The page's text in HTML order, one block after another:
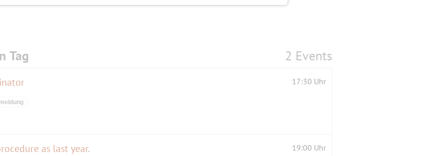
Tag 2 Events
17:30 Uhr
as last year. 19:00 Uhr